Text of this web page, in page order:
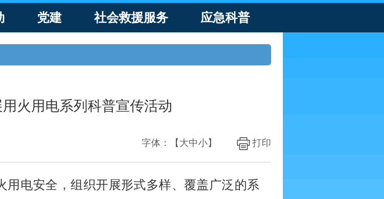
党建 社会救援服务 应急科普
火用电系列科普宣传活动
打印
字体：【 大中小】
电安全，组织开展形式多样、覆盖广泛的系